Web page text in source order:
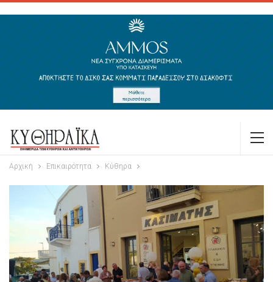
Αρχική Επικαιρότητα Κύθηρα